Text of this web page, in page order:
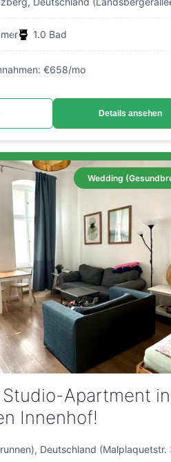
1.0 Bad
€658/mo
Details ansehen
Wedding
Apartment in
Innenhof!
Deutschland (Malplaquetstr.